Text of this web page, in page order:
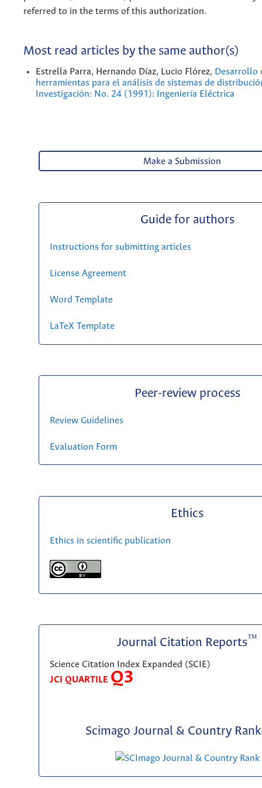
referred to in the terms of this authorization.
Most read articles by the same author(s)
Estrella Parra, Hernando Díaz, Lucio Flórez, Desarrollo
herramientas para el análisis de sistemas de
Investigación: No. 24 (1991): Ingeniería Eléctrica
Make a Submission
Guide for authors
Instructions for submitting articles
License Agreement
Word Template
LaTeX Template
Peer-review process
Review Guidelines
Evaluation Form
Ethics
Ethics in scientific publication
Journal Citation Reports™
Science Citation Index Expanded (SCIE)
JCI QUARTILE Q3
Scimago Journal & Country Rank